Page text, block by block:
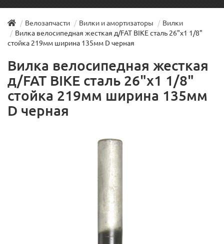
Велозапчасти Вилки и амортизаторы
Вилки
Вилка велосипедная жесткая д/FAT BIKE сталь 26"х1 1/8"
стойка 219мм ширина 135мм D черная
Вилка велосипедная жесткая
д/FAT BIKE сталь 26"х1 1/8"
стойка 219мм ширина 135мм
D черная